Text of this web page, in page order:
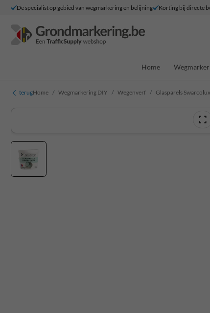
De specialist op gebied van wegmarkering en belijning Korting bij directe
Home
terugHome Wegmarkering DIY Wegenverf Glasparels